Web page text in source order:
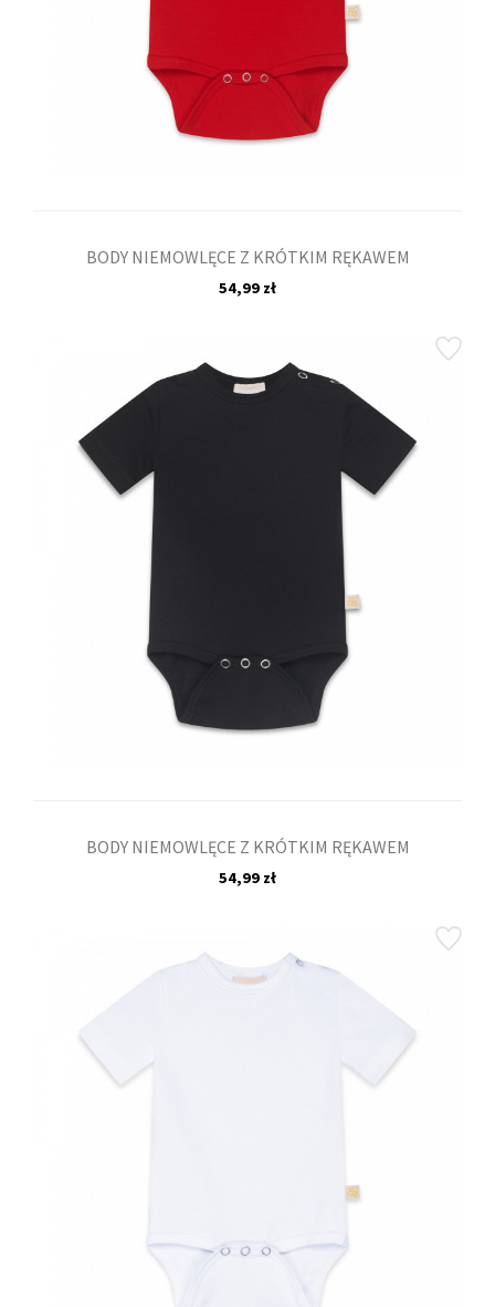
BODY NIEMOWLĘCE Z KRÓTKIM RĘKAWEM
54,99 zł
BODY NIEMOWLĘCE Z KRÓTKIM RĘKAWEM
54,99 zł